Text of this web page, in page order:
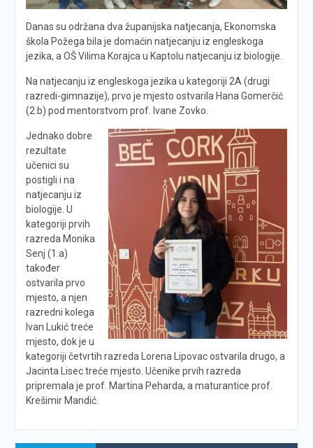
Danas su održana dva županijska natjecanja, Ekonomska
škola Požega bila je domaćin natjecanju iz engleskoga
jezika, a OŠ Vilima Korajca u Kaptolu natjecanju iz biologije.
Na natjecanju iz engleskoga jezika u kategoriji 2A (drugi
razredi-gimnazije), prvo je mjesto ostvarila Hana Gomerčić
(2.b) pod mentorstvom prof. Ivane Zovko.
Jednako dobre
rezultate
učenici su
postigli i na
natjecanju iz
biologije. U
kategoriji prvih
razreda Monika
Senj (1.a)
također
ostvarila prvo
mjesto, a njen
razredni kolega
Ivan Lukić treće
mjesto, dok je u
kategoriji četvrtih razreda Lorena Lipovac ostvarila drugo, a
Jacinta Lisec treće mjesto. Učenike prvih razreda
pripremala je prof. Martina Peharda, a maturantice prof.
Krešimir Mandić.
Navigacija